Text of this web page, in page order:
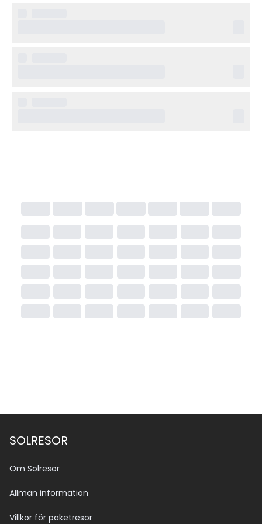
SOLRESOR
Om Solresor
Allmän information
Villkor för paketresor